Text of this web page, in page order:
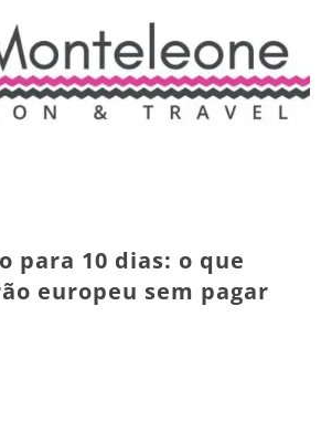
para 10 dias: o que
europeu sem pagar